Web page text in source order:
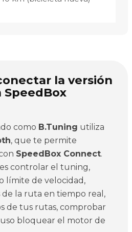
la versión
SpeedBox
como B.Tuning utiliza
, que te permite
SpeedBox Connect.
controlar el tuning,
límite de velocidad,
de la ruta en tiempo real,
de tus rutas, comprobar
bloquear el motor de